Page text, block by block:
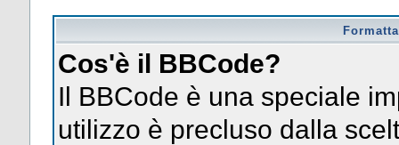
Cos'è il BBCode?
Il BBCode è una speciale
utilizzo è precluso dalla